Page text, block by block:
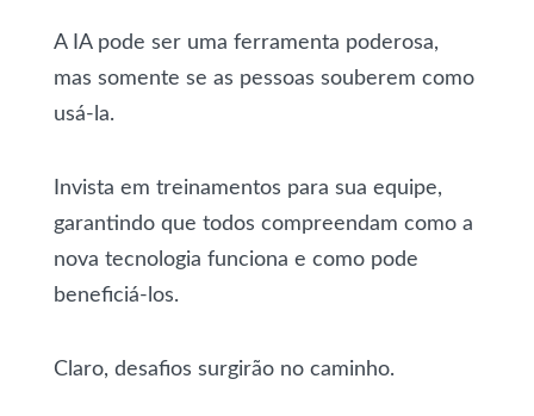
A IA pode ser uma ferramenta poderosa,
mas somente se as pessoas souberem como
usá-la.
Invista em treinamentos para sua equipe,
garantindo que todos compreendam como a
nova tecnologia funciona e como pode
beneficiá-los.
Claro, desafios surgirão no caminho.